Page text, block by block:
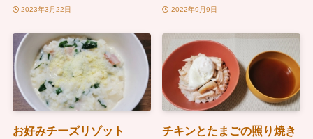
2023年3月22日 2022年9月9日
お好みチーズリゾット チキンとたまごの照り焼き